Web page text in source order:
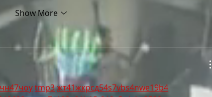
Show More
чн47чоуtmp3жт41жкрсд54s7vbs4nwe19b4